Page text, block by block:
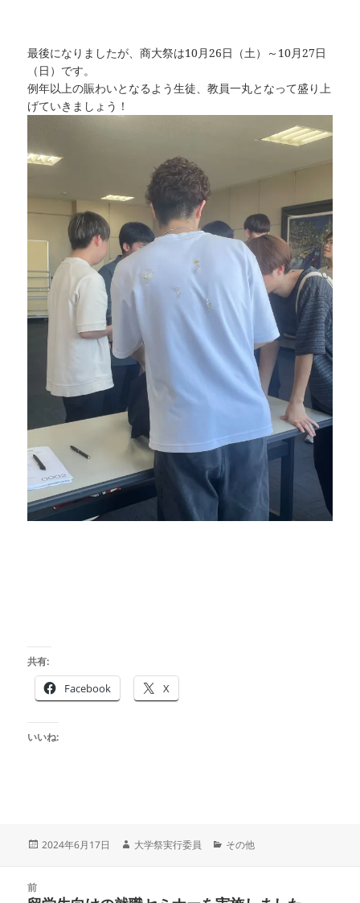
最後になりましたが、商大祭は10月26日（土）～10月27日
（日）です。
例年以上の賑わいとなるよう生徒、教員一丸となって盛り上
げていきましょう！
共有:
Facebook X
いいね:
投
2024年6月17日
作
大学祭実行委員
カ
その他
前